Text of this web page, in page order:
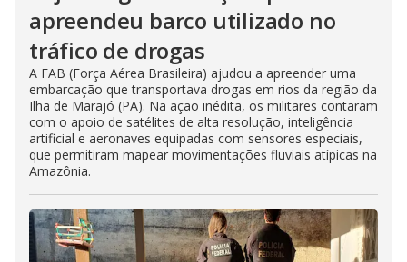
apreendeu barco utilizado no
tráfico de drogas
A FAB (Força Aérea Brasileira) ajudou a apreender uma
embarcação que transportava drogas em rios da região da
Ilha de Marajó (PA). Na ação inédita, os militares contaram
com o apoio de satélites de alta resolução, inteligência
artificial e aeronaves equipadas com sensores especiais,
que permitiram mapear movimentações fluviais atípicas na
Amazônia.